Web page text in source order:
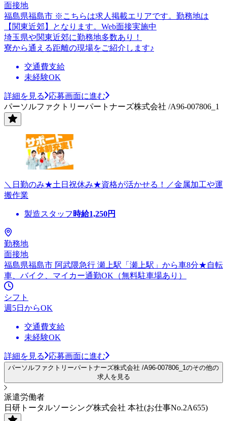
面接地
福島県福島市 ※こちらは求人掲載エリアです。勤務地は
【関東近郊】となります。Web面接実施中
埼玉県や関東近郊に勤務地多数あり！
寮から通える距離の現場をご紹介します♪
交通費支給
未経験OK
詳細を見る
応募画面に進む
パーソルファクトリーパートナーズ株式会社 /A96-007806_1
＼日勤のみ★土日祝休み★資格が活かせる！／金属加工や運
搬作業
製造スタッフ 時給1,250円
勤務地
面接地
福島県福島市 阿武隈急行 瀬上駅「瀬上駅」から車8分★自転
車、バイク、マイカー通勤OK（無料駐車場あり）
シフト
週5日からOK
交通費支給
未経験OK
詳細を見る 応募画面に進む
パーソルファクトリーパートナーズ株式会社 /A96-007806_1のその他の
求人を見る
派遣労働者
日研トータルソーシング株式会社 本社(お仕事No.2A655)